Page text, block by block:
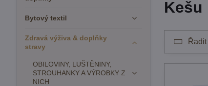
Kešu
Bytový textil
Zdravá výživa & doplňky
stravy
OBILOVINY, LUŠTĚNINY,
STROUHANKY A VÝROBKY Z
NICH